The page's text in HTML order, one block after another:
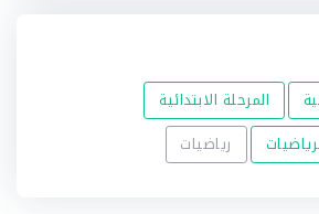
المرحلة الابتدائية
رياضيات